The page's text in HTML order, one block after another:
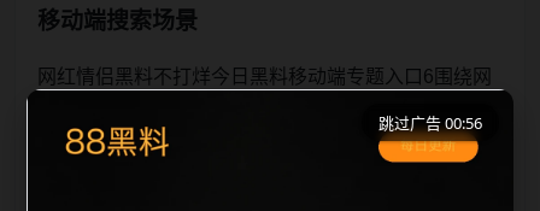
移动端搜索场景
网红情侣黑料不打烊今日黑料移动端专题入口6围绕网
览习惯整理标题、描述、图片和站内推荐。用户进入页
跳过广告 00:56